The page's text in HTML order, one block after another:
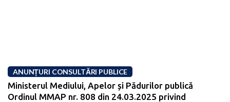
ANUNȚURI CONSULTĂRI PUBLICE
Ministerul Mediului, Apelor și Pădurilor publică
Ordinul MMAP nr. 808 din 24.03.2025 privind